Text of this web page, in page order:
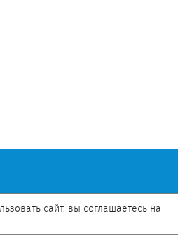
сайт, вы соглашаетесь на